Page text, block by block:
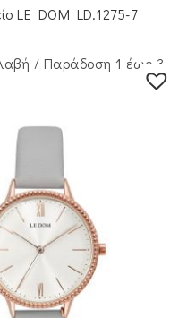
LE DOM LD.1275-7
/ Παράδoση 1 έως 3